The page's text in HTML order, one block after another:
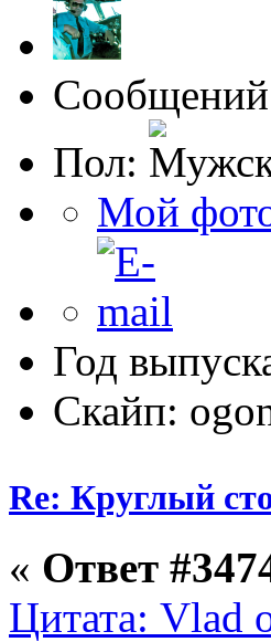
Пол:
Мой
Год
Скайп:
Re: Круглый
« Ответ
Цитата: Vlad